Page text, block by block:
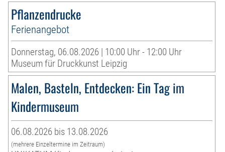
Pflanzendrucke
Ferienangebot
Donnerstag, 06.08.2026 | 10:00 Uhr - 12:00 Uhr
Museum für Druckkunst Leipzig
Malen, Basteln, Entdecken: Ein Tag im
Kindermuseum
06.08.2026 bis 13.08.2026
(mehrere Einzeltermine im Zeitraum)